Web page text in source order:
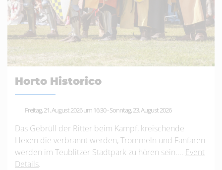
Horto Historico
Freitag, 21. August 2026 um 16:30-Sonntag, 23. August 2026
Das Gebrüll der Ritter beim Kampf, kreischende
Hexen die verbrannt werden, Trommeln und Fanfaren
werden im Teublitzer Stadtpark zu hören sein.... Event
Details.